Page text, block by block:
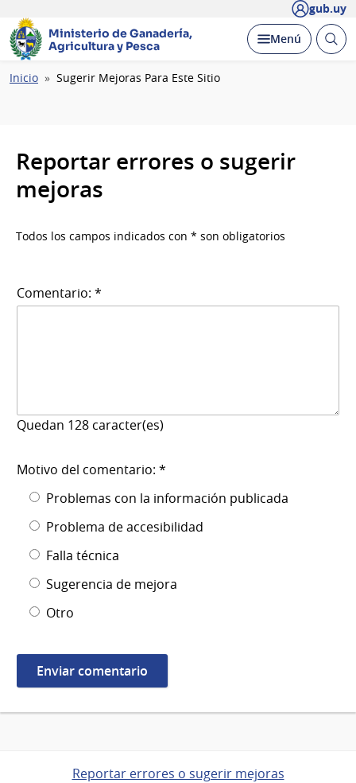
gub.uy
Ministerio de Ganadería,
Agricultura y Pesca
Desplegar
Menú Abrir
Ruta
Inicio Sugerir Mejoras Para Este Sitio
Reportar errores o sugerir
mejoras
Todos los campos indicados con * son obligatorios
Comentario: *
Quedan 128 caracter(es)
Motivo del comentario: *
Problemas con la información publicada
Problema de accesibilidad
Falla técnica
Sugerencia de mejora
Otro
Reportar errores o sugerir mejoras